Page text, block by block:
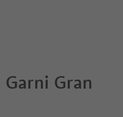
Garni Gran